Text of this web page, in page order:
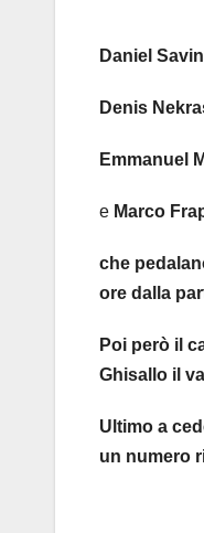
Daniel
Denis
Emmanuel
e Marco
che
ore dalla
Poi però il
Ghisallo il
Ultimo a
un numero